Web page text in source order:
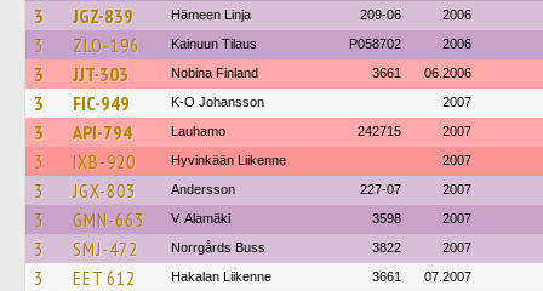
3 JGZ-839 Hämeen Linja 209-06 2006
3 ZLO-196 Kainuun Tilaus P058702 2006
3 JJT-303 Nobina Finland 3661 06.2006
3 FIC-949 K-O Johansson 2007
3 API-794 Lauhamo 242715 2007
3 IXB-920 Hyvinkään Liikenne 2007
3 JGX-803 Andersson 227-07 2007
3 GMN-663 V. Alamäki 3598 2007
3 SMJ-472 Norrgårds Buss 3822 2007
3 EET 612 Hakalan Liikenne 3661 07.2007